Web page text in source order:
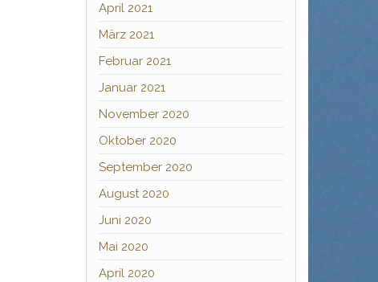
April 2021
März 2021
Februar 2021
Januar 2021
November 2020
Oktober 2020
September 2020
August 2020
Juni 2020
Mai 2020
April 2020